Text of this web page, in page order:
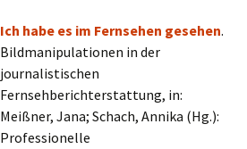
Ich habe es im Fernsehen gesehen.
Bildmanipulationen in der
journalistischen
Fernsehberichterstattung, in:
Meißner, Jana; Schach, Annika (Hg.):
Professionelle